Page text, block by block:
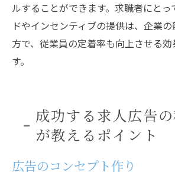
ルすることができます。求職者にとっ
ドやインセンティブの提供は、企業
方で、従業員の定着率も向上させる
す。
成功する求人広告
が教えるポイント
広告のコンセプト作り